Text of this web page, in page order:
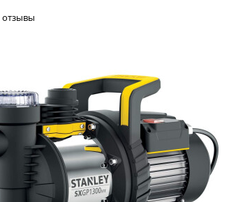
отзывы